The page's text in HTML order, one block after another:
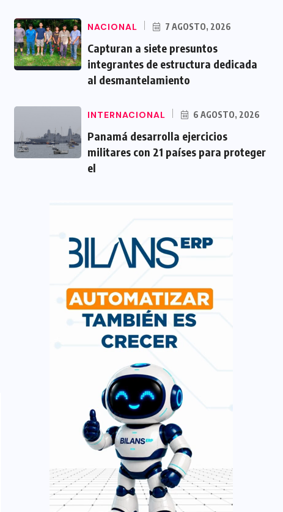
NACIONAL 7 AGOSTO, 2026
Capturan a siete presuntos
integrantes de estructura dedicada
al desmantelamiento
INTERNACIONAL 6 AGOSTO, 2026
Panamá desarrolla ejercicios
militares con 21 países para proteger
el